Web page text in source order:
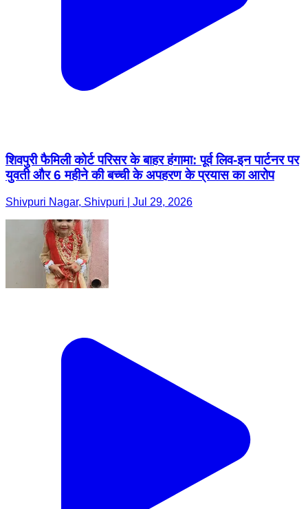
शिवपुरी फैमिली कोर्ट परिसर के बाहर हंगामा: पूर्व लिव-इन पार्टनर पर
युवती और 6 महीने की बच्ची के अपहरण के प्रयास का आरोप
Shivpuri Nagar, Shivpuri | Jul 29, 2026